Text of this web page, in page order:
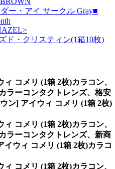
コメリ (1箱 2枚)カラコン、
ラーコンタクトレンズ、格安
ン] アイウィ コメリ (1箱 2枚)
コメリ (1箱 2枚)カラコン、
ラーコンタクトレンズ、新商
ウィ コメリ (1箱 2枚)カラコ
コメリ (1箱 2枚)カラコン、